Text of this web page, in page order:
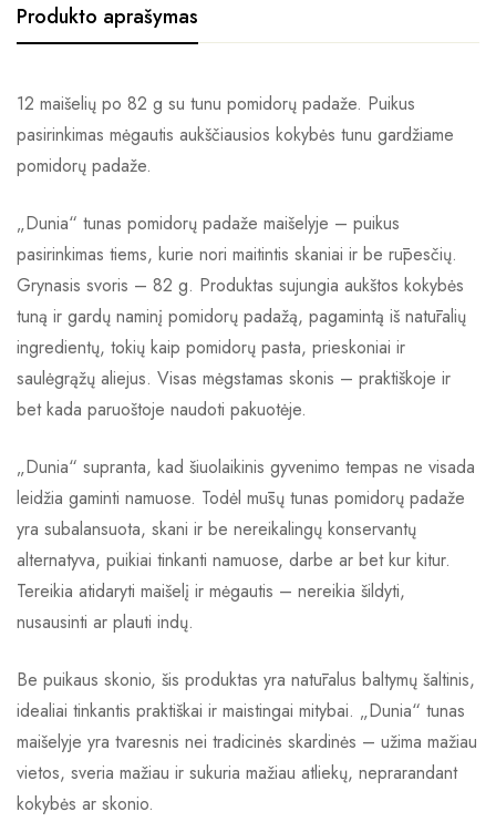
Produkto aprašymas
12 maišelių po 82 g su tunu pomidorų padaže. Puikus
pasirinkimas mėgautis aukščiausios kokybės tunu gardžiame
pomidorų padaže.
„Dunia“ tunas pomidorų padaže maišelyje – puikus
pasirinkimas tiems, kurie nori maitintis skaniai ir be rūpesčių.
Grynasis svoris – 82 g. Produktas sujungia aukštos kokybės
tuną ir gardų naminį pomidorų padažą, pagamintą iš natūralių
ingredientų, tokių kaip pomidorų pasta, prieskoniai ir
saulėgrąžų aliejus. Visas mėgstamas skonis – praktiškoje ir
bet kada paruoštoje naudoti pakuotėje.
„Dunia“ supranta, kad šiuolaikinis gyvenimo tempas ne visada
leidžia gaminti namuose. Todėl mūsų tunas pomidorų padaže
yra subalansuota, skani ir be nereikalingų konservantų
alternatyva, puikiai tinkanti namuose, darbe ar bet kur kitur.
Tereikia atidaryti maišelį ir mėgautis – nereikia šildyti,
nusausinti ar plauti indų.
Be puikaus skonio, šis produktas yra natūralus baltymų šaltinis,
idealiai tinkantis praktiškai ir maistingai mitybai. „Dunia“ tunas
maišelyje yra tvaresnis nei tradicinės skardinės – užima mažiau
vietos, sveria mažiau ir sukuria mažiau atliekų, neprarandant
kokybės ar skonio.